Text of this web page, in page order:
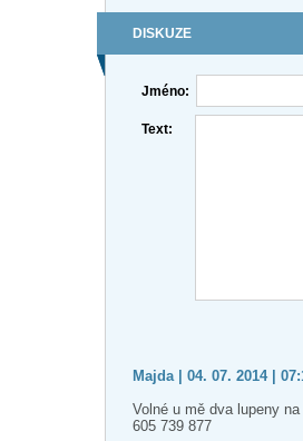
DISKUZE
Jméno:
Text:
Majda | 04. 07. 2014 |
Volné u mě dva lupeny
605 739 877